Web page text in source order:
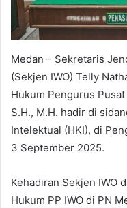
Medan – Sekretaris
(Sekjen IWO) Telly
Hukum Pengurus Pusat
S.H., M.H. hadir di
Intelektual (HKI), di
3 September 2025.
Kehadiran Sekjen IWO
Hukum PP IWO di PN